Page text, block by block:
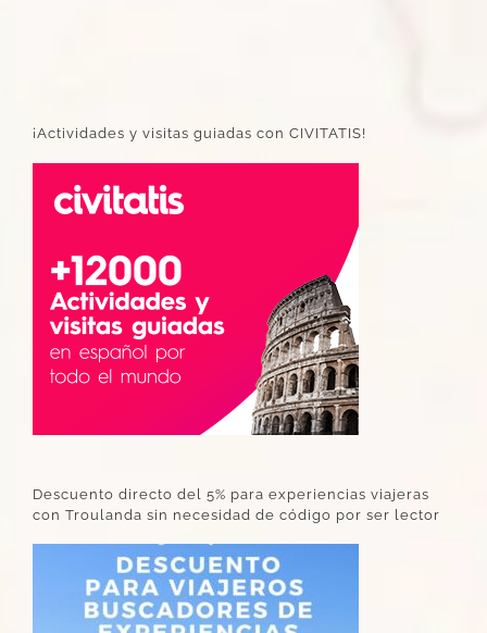
¡Actividades y visitas guiadas con CIVITATIS!
Descuento directo del 5% para experiencias viajeras
con Troulanda sin necesidad de código por ser lector